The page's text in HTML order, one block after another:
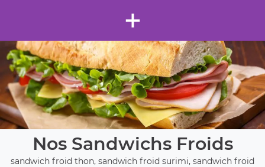
+
Nos Sandwichs Froids
sandwich froid thon, sandwich froid surimi, sandwich froid